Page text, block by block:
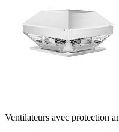
Ventilateurs avec protection